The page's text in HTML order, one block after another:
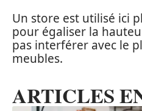
Un store est utilisé ici
pour égaliser la
pas interférer avec le
meubles.
ARTICLES